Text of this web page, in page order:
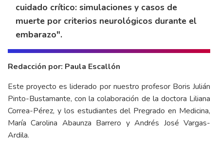
cuidado crítico: simulaciones y casos de
muerte por criterios neurológicos durante el
embarazo".
Redacción por: Paula Escallón
Este proyecto es liderado por nuestro profesor Boris Julián
Pinto-Bustamante, con la colaboración de la doctora Liliana
Correa-Pérez, y los estudiantes del Pregrado en Medicina,
María Carolina Abaunza Barrero y Andrés José Vargas-
Ardila.